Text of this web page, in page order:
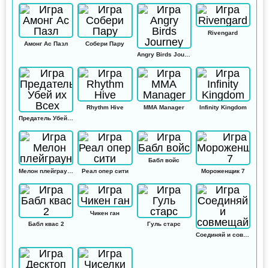
Амонг Ас Пазл
Собери Пару
Angry Birds Journey
Rivengard
Rhythm Hive MMA Manager Infinity Kingdom
Реал опер сити
Бабл войс
Мороженщик 7
Бабл квас 2
Чикен ган
Гуль старс
Соединяй и совмещай